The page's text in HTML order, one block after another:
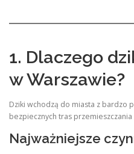
1. Dlaczego
w Warszawie?
Dziki wchodzą do miasta z bardzo
bezpiecznych tras przemieszczania
Najważniejsze